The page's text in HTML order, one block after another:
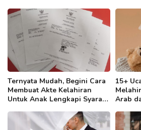
Ternyata Mudah, Begini Cara
Membuat Akte Kelahiran
Untuk Anak Lengkapi Syarat
15+
Arab